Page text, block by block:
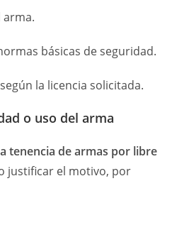
arma.
básicas de seguridad.
la licencia solicitada.
o uso del arma
tenencia de armas por libre
justificar el motivo, por